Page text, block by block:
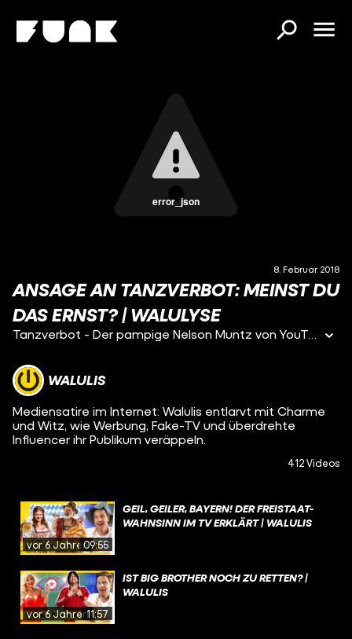
error_json
8. Februar 2018
ANSAGE AN TANZVERBOT: MEINST DU
DAS ERNST? | WALULYSE
Tanzverbot - Der pampige Nelson Muntz von YouTube. Wir haben uns mal ein paar Videos angeschaut und fragen uns: Spielst du das nur, oder bist du wirklich so Tanzverbot?! Ansage an ApoRed, Ansage an Lidl Verkäuferin, Ansage an Ansage reiht sich auf dem Kanal von Kilian Heinrich aka Tanzverbot. Wir waren zunächst beeindruckt: Kann sich ein Mann wirklich so viel aufregen? Deswegen haben wir nachgeforscht und sind schnell auf das Gerücht gestoßen: Tanzverbot spielt das alles nur, der ist Fake. Wir haben die Argumente dafür und dagegen zusammengetragen und überlassen euch das abschließende Urteil. → Wir sind Teil von funk! Mehr davon gibt's unter: ►YouTube: https://youtube.com/funkofficial ►funk Web-App: https://go.funk.net ►Facebook: https://facebook.com/funk ►Impressum: https://go.funk.net/impressum → Mehr von WALULIS: ►Jetzt diesen Kanal abonnieren: http://walul.is/2meZD40 ►Newsletter mit intimen Details aus der Redaktion abonnieren: http://walul.is/2j0zogu ►WALULIS bei Facebook: http://walul.is/2lez2Xu ►WALULIS' Rechtschreibfehler auf Twitter korrigieren: http://walul.is/2vsqDFh ►Bunte Bilder aus der Redaktion auf Insta: http://walul.is/2qTVHMW
WALULIS
Mediensatire im Internet: Walulis entlarvt mit Charme
und Witz, wie Werbung, Fake-TV und überdrehte
Influencer ihr Publikum veräppeln.
412 Videos
vor 6 Jahren09:55
GEIL, GEILER, BAYERN! DER FREISTAAT-
WAHNSINN IM TV ERKLÄRT | WALULIS
vor 6 Jahren11:57
IST BIG BROTHER NOCH ZU RETTEN? |
WALULIS